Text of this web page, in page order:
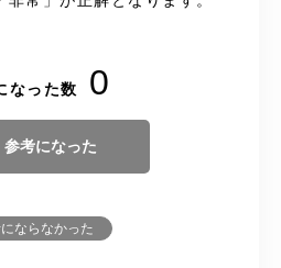
なった数 0
参考になった
ならなかった